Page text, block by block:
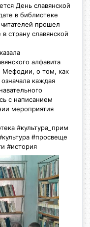
День славянской
в библиотеке
прошел
страну славянской
алфавита
Мефодии, о том, как
каждая
с написанием
мероприятия
#культура_прим
#просвеще
#история